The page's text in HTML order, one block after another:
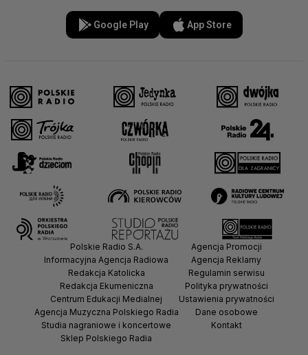
Google Play App Store
Polskie Radio S.A.
Informacyjna Agencja Radiowa
Redakcja Katolicka
Redakcja Ekumeniczna
Centrum Edukacji Medialnej
Agencja Muzyczna Polskiego Radia
Studia nagraniowe i koncertowe
Sklep Polskiego Radia
Agencja Promocji
Agencja Reklamy
Regulamin serwisu
Polityka prywatności
Ustawienia prywatności
Dane osobowe
Kontakt